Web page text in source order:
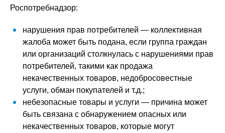
Роспотребнадзор:
нарушения прав потребителей — коллективная
жалоба может быть подана, если группа граждан
или организаций столкнулась с нарушениями прав
потребителей, такими как продажа
некачественных товаров, недобросовестные
услуги, обман покупателей и т.д.;
небезопасные товары и услуги — причина может
быть связана с обнаружением опасных или
некачественных товаров, которые могут